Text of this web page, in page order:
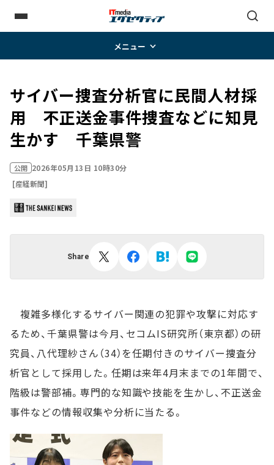
メニュー
サイバー捜査分析官に民間人材採
用 不正送金事件捜査などに知見
生かす 千葉県警
公開 2026年05月13日 10時30分
[産経新聞]
Share
複雑多様化するサイバー関連の犯罪や攻撃に対応す
るため、千葉県警は今月、セコムIS研究所（東京都）の研
究員、八代理紗さん（34）を任期付きのサイバー捜査分
析官として採用した。任期は来年4月末までの1年間で、
階級は警部補。専門的な知識や技能を生かし、不正送金
事件などの情報収集や分析に当たる。